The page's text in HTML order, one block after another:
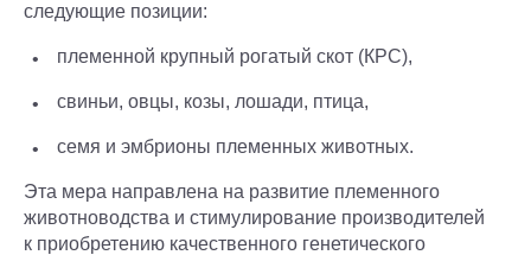
следующие позиции:
племенной крупный рогатый скот (КРС),
свиньи, овцы, козы, лошади, птица,
семя и эмбрионы племенных животных.
Эта мера направлена на развитие племенного
животноводства и стимулирование производителей
к приобретению качественного генетического